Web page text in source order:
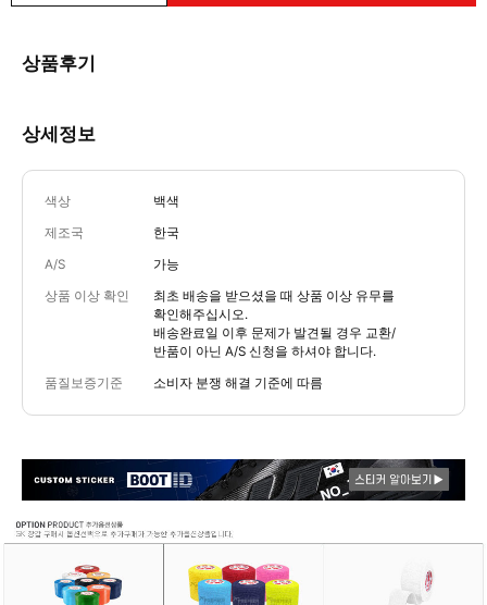
상품후기
상세정보
색상 백색
제조국 한국
A/S 가능
상품 이상 확인
최초 배송을 받으셨을 때 상품 이상 유무를
확인해주십시오.
배송완료일 이후 문제가 발견될 경우 교환/
반품이 아닌 A/S 신청을 하셔야 합니다.
품질보증기준 소비자 분쟁 해결 기준에 따름